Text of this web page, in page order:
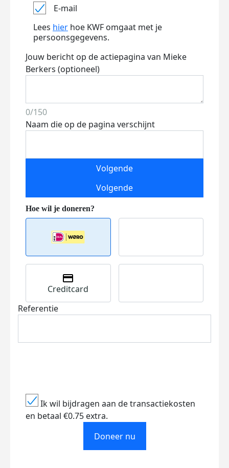
E-mail
Lees hier hoe KWF omgaat met je
persoonsgegevens.
Jouw bericht op de actiepagina van Mieke
Berkers (optioneel)
0/150
Naam die op de pagina verschijnt
Volgende
Volgende
Creditcard
Referentie
Ik wil bijdragen aan de transactiekosten
en betaal €0.75 extra.
Doneer nu